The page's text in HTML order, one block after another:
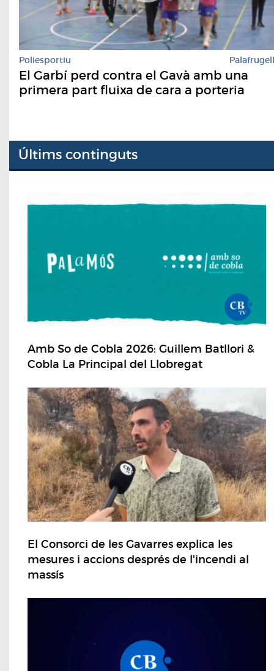
Poliesportiu Palafrugell
El Garbí perd contra el Gavà amb una
primera part fluixa de cara a porteria
Últims continguts
Amb So de Cobla 2026: Guillem Batllori &
Cobla La Principal del Llobregat
El Consorci de les Gavarres explica les
mesures i accions després de l'incendi al
massís